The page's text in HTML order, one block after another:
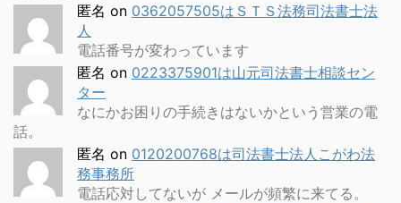
匿名 on 0362057505はＳＴＳ法務司法書士法
人
電話番号が変わっています
匿名 on 0223375901は山元司法書士相談セン
ター
なにかお困りの手続きはないかという営業の電
話。
匿名 on 0120200768は司法書士法人こがわ法
務事務所
電話応対してないが メールが頻繁に来てる。